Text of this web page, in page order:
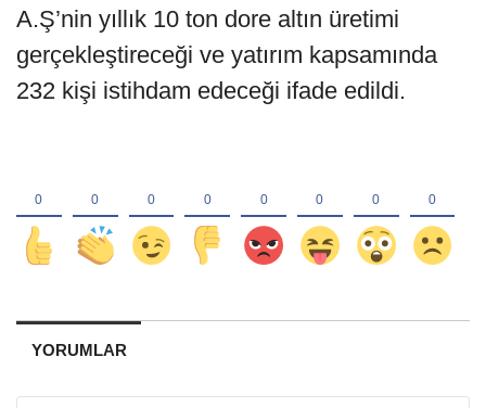
A.Ş’nin yıllık 10 ton dore altın üretimi
gerçekleştireceği ve yatırım kapsamında
232 kişi istihdam edeceği ifade edildi.
YORUMLAR